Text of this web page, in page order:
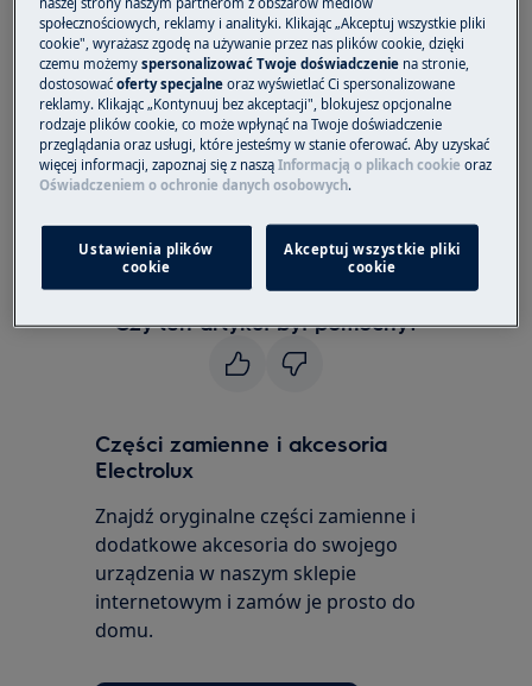
Czy ten artykuł był pomocny?
Części zamienne i akcesoria
Electrolux
Znajdź oryginalne części zamienne i
dodatkowe akcesoria do swojego
urządzenia w naszym sklepie
internetowym i zamów je prosto do
domu.
społecznościowych, reklamy i analityki. Klikając „Akceptuj wszystkie pliki
cookie", wyrażasz zgodę na używanie przez nas plików cookie, dzięki
czemu możemyspersonalizować Twoje doświadczenie na stronie,
dostosowaćoferty specjalne oraz wyświetlać Ci spersonalizowane
reklamy. Klikając „Kontynuuj bez akceptacji", blokujesz opcjonalne
rodzaje plików cookie, co może wpłynąć na Twoje doświadczenie
przeglądania oraz usługi, które jesteśmy w stanie oferować. Aby uzyskać
więcej informacji, zapoznaj się z nasząInformacją o plikach cookie oraz
Oświadczeniem o ochronie danych osobowych.
Ustawienia plików
cookie
Akceptuj wszystkie pliki
cookie